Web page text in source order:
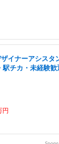
イナーアシスタ
チカ・未経験
円